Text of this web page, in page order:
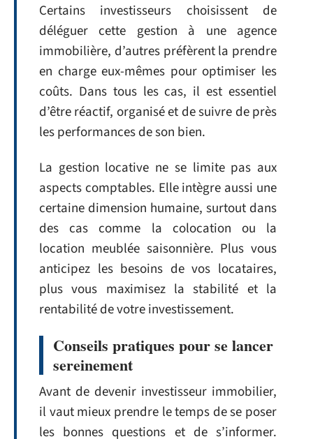
Certains investisseurs choisissent de
déléguer cette gestion à une agence
immobilière, d’autres préfèrent la prendre
en charge eux-mêmes pour optimiser les
coûts. Dans tous les cas, il est essentiel
d’être réactif, organisé et de suivre de près
les performances de son bien.
La gestion locative ne se limite pas aux
aspects comptables. Elle intègre aussi une
certaine dimension humaine, surtout dans
des cas comme la colocation ou la
location meublée saisonnière. Plus vous
anticipez les besoins de vos locataires,
plus vous maximisez la stabilité et la
rentabilité de votre investissement.
Conseils pratiques pour se lancer
sereinement
Avant de devenir investisseur immobilier,
il vaut mieux prendre le temps de se poser
les bonnes questions et de s’informer.